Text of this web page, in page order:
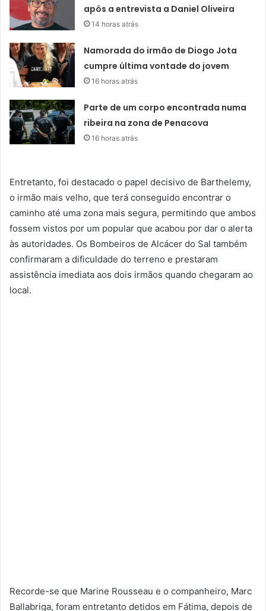
após a entrevista a Daniel Oliveira
14 horas atrás
Namorada do irmão de Diogo Jota
cumpre última vontade do jovem
16 horas atrás
Parte de um corpo encontrada numa
ribeira na zona de Penacova
16 horas atrás
Entretanto, foi destacado o papel decisivo de Barthelemy,
o irmão mais velho, que terá conseguido encontrar o
caminho até uma zona mais segura, permitindo que ambos
fossem vistos por um popular que acabou por dar o alerta
às autoridades. Os Bombeiros de Alcácer do Sal também
confirmaram a dificuldade do terreno e prestaram
assistência imediata aos dois irmãos quando chegaram ao
local.
Recorde-se que Marine Rousseau e o companheiro, Marc
Ballabriga, foram entretanto detidos em Fátima, depois de